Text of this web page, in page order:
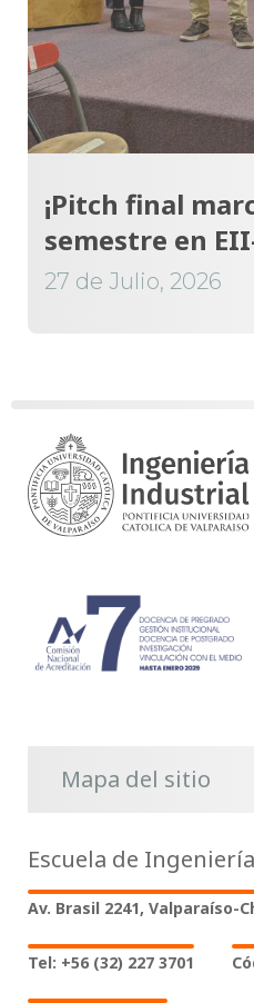
¡Pitch final
semestre en
27 de Julio, 2026
Mapa del sitio
Escuela de
Av. Brasil 2241, Valparaíso-
Tel: +56 (32) 227 3701